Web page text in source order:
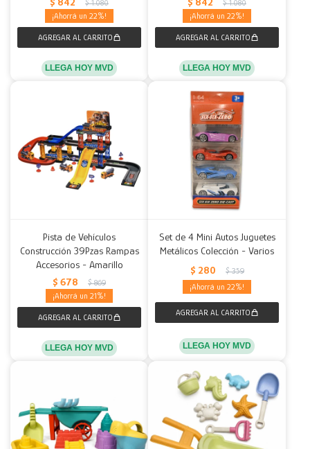
$ 1.080
22
LLEGA HOY MVD
$ 1.080
22
LLEGA HOY MVD
Pista de Vehículos
Construcción 39Pzas Rampas
Accesorios - Amarillo
$ 678 $ 869
21
LLEGA HOY MVD
Set de 4 Mini Autos Juguetes
Metálicos Colección - Varios
$ 280 $ 359
22
LLEGA HOY MVD